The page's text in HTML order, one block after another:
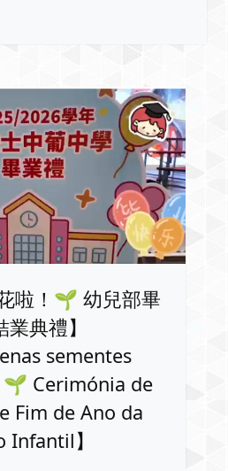
啦！🌱 幼兒部畢
典禮】
sementes
Cerimónia de
Fim de Ano da
Infantil】